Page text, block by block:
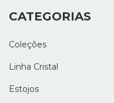
CATEGORIAS
Coleções
Linha Cristal
Estojos